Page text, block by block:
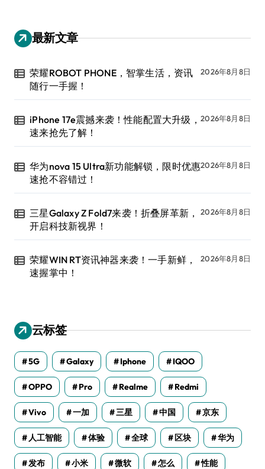
最新文章
荣耀ROBOT PHONE，智掌生活，资讯
随行一手握！
2026年8月8日
iPhone 17e震撼来袭！性能配置大升级，
速来抢先了解！
2026年8月8日
华为nova 15 Ultra新功能解锁，限时优惠
速抢不容错过！
2026年8月8日
三星Galaxy Z Fold7来袭！折叠屏革新，
开启科技新视界！
2026年8月8日
荣耀WIN RT资讯神器来袭！一手新鲜，
速握掌中！
2026年8月8日
云标签
5G Galaxy Iphone IQOO
OPPO Pro Realme Redmi
Vivo 一加 三星 中国 京东
人工智能 体验 全球 区块 华为
发布 小米 微软 怎么 性能